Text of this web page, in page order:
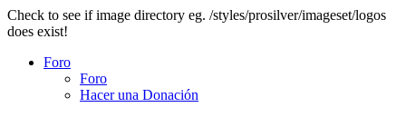
Check to see if image directory eg. /styles/prosilver/imageset/logos
does exist!
Foro
Foro
Hacer una Donación